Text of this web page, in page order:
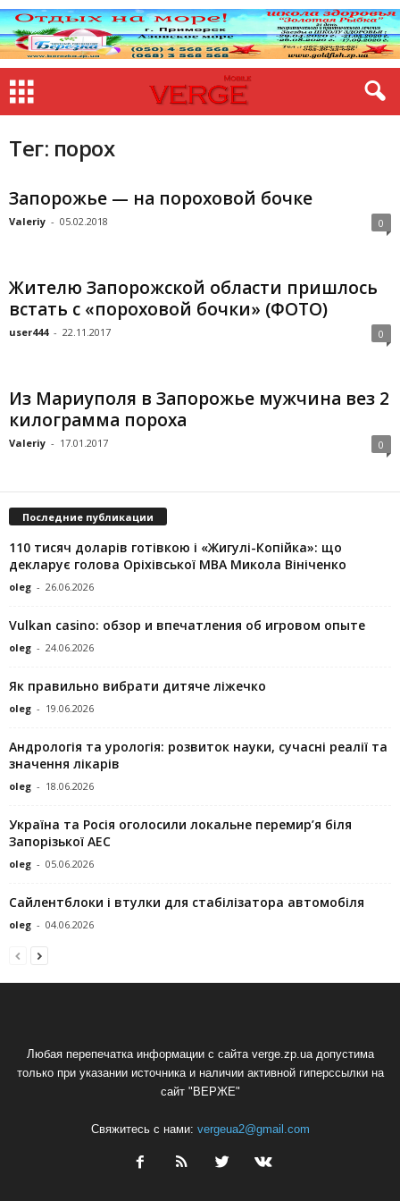
Тег: порох
Запорожье — на пороховой бочке
Valeriy - 05.02.2018 0
Жителю Запорожской области пришлось
встать с «пороховой бочки» (ФОТО)
user444 - 22.11.2017 0
Из Мариуполя в Запорожье мужчина вез 2
килограмма пороха
Valeriy - 17.01.2017 0
Последние публикации
110 тисяч доларів готівкою і «Жигулі-Копійка»: що
декларує голова Оріхівської МВА Микола Вініченко
oleg - 26.06.2026
Vulkan casino: обзор и впечатления об игровом опыте
oleg - 24.06.2026
Як правильно вибрати дитяче ліжечко
oleg - 19.06.2026
Андрологія та урологія: розвиток науки, сучасні реалії та
значення лікарів
oleg - 18.06.2026
Україна та Росія оголосили локальне перемир’я біля
Запорізької АЕС
oleg - 05.06.2026
Сайлентблоки і втулки для стабілізатора автомобіля
oleg - 04.06.2026
Любая перепечатка информации с сайта verge.zp.ua допустима
только при указании источника и наличии активной гиперссылки на
сайт "ВЕРЖЕ"
Свяжитесь с нами: vergeua2@gmail.com